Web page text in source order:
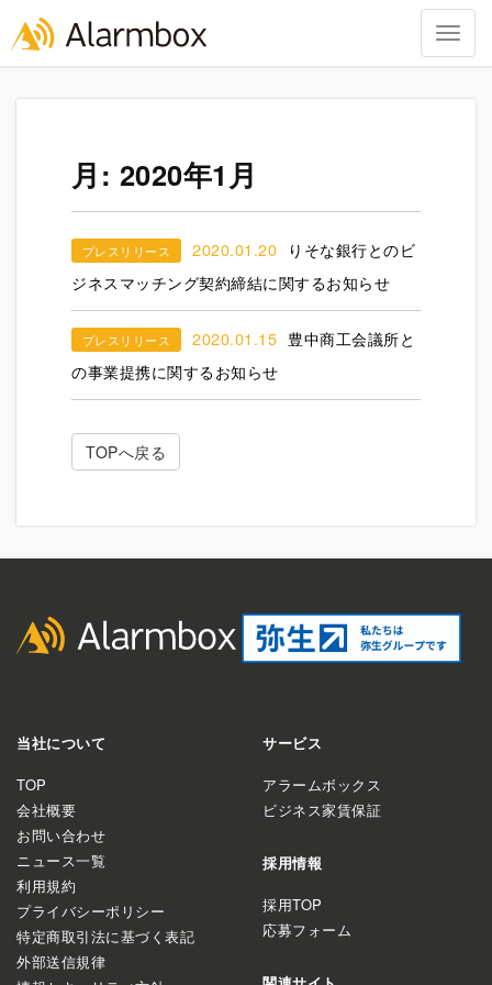
月: 2020年1月
プレスリリース 2020.01.20
りそな銀行とのビ
ジネスマッチング契約締結に関するお知らせ
プレスリリース 2020.01.15 豊中商工会議所と
の事業提携に関するお知らせ
TOPへ戻る
当社について
TOP
会社概要
お問い合わせ
ニュース一覧
利用規約
プライバシーポリシー
特定商取引法に基づく表記
外部送信規律
サービス
アラームボックス
ビジネス家賃保証
採用情報
採用TOP
応募フォーム